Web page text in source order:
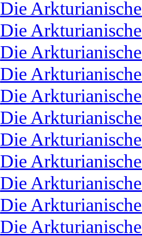
Die
Die
Die
Die
Die
Die
Die
Die
Die
Die
Die